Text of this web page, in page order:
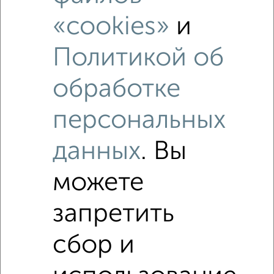
Рядом, с меньшей ценой
Недалеко от Халитова 7 с ценой ниже
«cookies» и
Политикой об
обработке
персональных
данных. Вы
можете
запретить
сбор и